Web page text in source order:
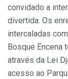
convidado a
divertida. Os
intercaladas
Bosque Encena
através da Lei
acesso ao